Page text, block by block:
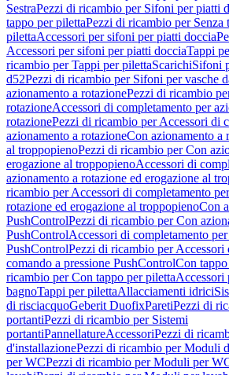
SestraPezzi di ricambio per Sifoni per piatti
tappo per pilettaPezzi di ricambio per Senza
pilettaAccessori per sifoni per piatti doccia
Accessori per sifoni per piatti docciaTappi
ricambio per Tappi per pilettaScarichiSifoni
d52Pezzi di ricambio per Sifoni per vasche
azionamento a rotazionePezzi di ricambio
rotazioneAccessori di completamento per
rotazionePezzi di ricambio per Accessori di
azionamento a rotazioneCon azionamento a
al troppopienoPezzi di ricambio per Con
erogazione al troppopienoAccessori di
azionamento a rotazione ed erogazione al
ricambio per Accessori di completamento
rotazione ed erogazione al troppopienoCon
PushControlPezzi di ricambio per Con
PushControlAccessori di completamento
PushControlPezzi di ricambio per Accessori
comando a pressione PushControlCon
ricambio per Con tappo per pilettaAccessori
bagnoTappi per pilettaAllacciamenti idrici
di risciacquoGeberit DuofixParetiPezzi di
portantiPezzi di ricambio per Sistemi
portantiPannellatureAccessoriPezzi di
d'installazionePezzi di ricambio per Moduli
per WCPezzi di ricambio per Moduli per